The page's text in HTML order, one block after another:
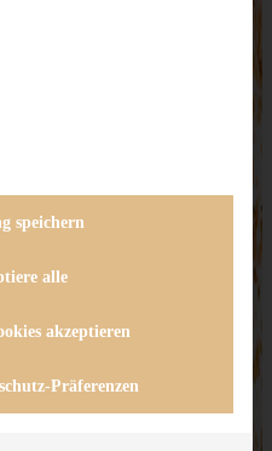
speichern
alle
akzeptieren
Präferenzen